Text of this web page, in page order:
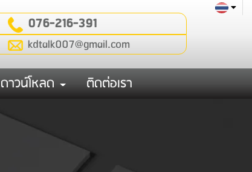
ดาวน์โหลด ติดต่อเรา
076-216-391
kdtalk007@gmail.com